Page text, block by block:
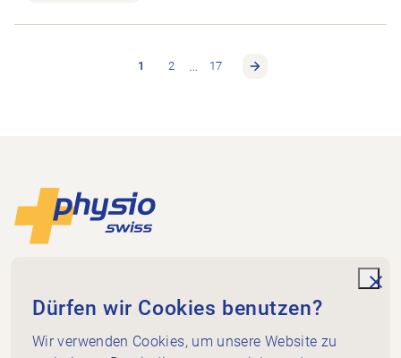
1 2 … 17
Footer
Dammweg 3
3013 Bern
+41 58 255 36 00
Dürfen wir Cookies benutzen?
Wir verwenden Cookies, um unsere Website zu